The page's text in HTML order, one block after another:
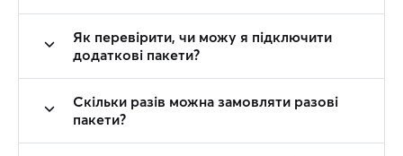
Як перевірити, чи можу я підключити
додаткові пакети?
Скільки разів можна замовляти разові
пакети?